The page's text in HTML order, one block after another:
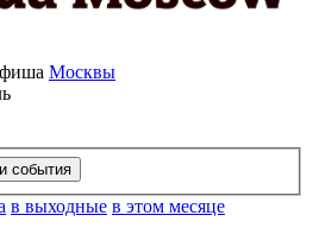
Москвы
в выходные в этом месяце